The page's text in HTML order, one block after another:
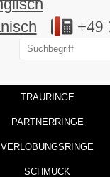
+49
TRAURINGE
PARTNERRINGE
VERLOBUNGSRINGE
SCHMUCK